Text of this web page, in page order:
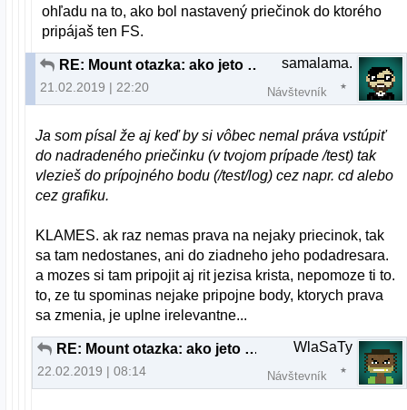
ohľadu na to, ako bol nastavený priečinok do ktorého
pripájaš ten FS.
RE: Mount otazka: ako jeto mozne?
21.02.2019 | 22:20
samalama.
Návštevník
Ja som písal že aj keď by si vôbec nemal práva vstúpiť
do nadradeného priečinku (v tvojom prípade /test) tak
vlezieš do prípojného bodu (/test/log) cez napr. cd alebo
cez grafiku.
KLAMES. ak raz nemas prava na nejaky priecinok, tak
sa tam nedostanes, ani do ziadneho jeho podadresara.
a mozes si tam pripojit aj rit jezisa krista, nepomoze ti to.
to, ze tu spominas nejake pripojne body, ktorych prava
sa zmenia, je uplne irelevantne...
RE: Mount otazka: ako jeto mozne?
22.02.2019 | 08:14
WlaSaTy
Návštevník